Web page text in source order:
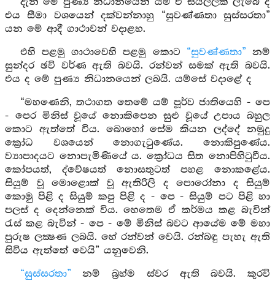
එය සීමා වශයෙන් දක්වන්නාහු “සුවණ්ණතා සුස්සරතා”
යන මේ ආදී ගාථාවන් වදාළහ.
එහි පළමු ගාථාවෙහි පළමු කොට “සුවණ්ණතා” නම්
සුන්දර ඡවි වර්ණ ඇති බවයි. රන්වන් සමක් ඇති බවයි.
එය ද මේ පුණ්‍ය නිධානයෙන් ලබයි. යම්සේ වදාළේ ද
“මහණෙනි, තථාගත තෙමේ යම් පූර්ව ජාතියෙහි - පෙ
- පෙර මිනිස් වූයේ නොකිපෙන සුළු වූයේ උපාය බහුල
කොට ඇත්තේ විය. බොහෝ සේම කියන ලද්දේ නමුදු
ක්‍රෝධ වශයෙන් නොගැටුණේය. නොකිපුණේය.
ව්‍යාපාදයට නොපැමිණියේ ය. ක්‍රෝධය සිත නොපිහිටුවීය.
කෝපයත්, ද්වේෂයත් නොසතුටත් පහළ නොකළේය.
සියුම් වූ මොළොක් වූ ඇතිරිලි ද පොරෝනා ද සියුම්
කොමු පිළි ද සියුම් කපු පිළි ද - පෙ - සියුම් පට පිළි හා
පලස් ද දෙන්නෙක් විය. හෙතෙම ඒ කර්මය කළ බැවින්
රැස් කළ බැවින් - පෙ - මේ මිනිස් බවට ආයේම මේ මහා
පුරුෂ ලක්‍ෂණ ලබයි. හේ රන්වන් වෙයි. රන්බඳු පැහැ ඇති
සිවිය ඇත්තේ වෙයි” යනුවෙනි.
“සුස්සරතා” නම් බ්‍රහ්ම ස්වර ඇති බවයි. කුරවි